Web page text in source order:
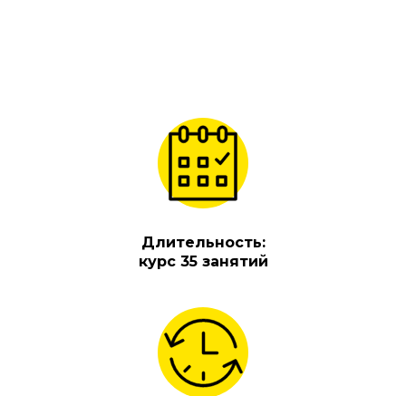
Длительность:
курс 35 занятий